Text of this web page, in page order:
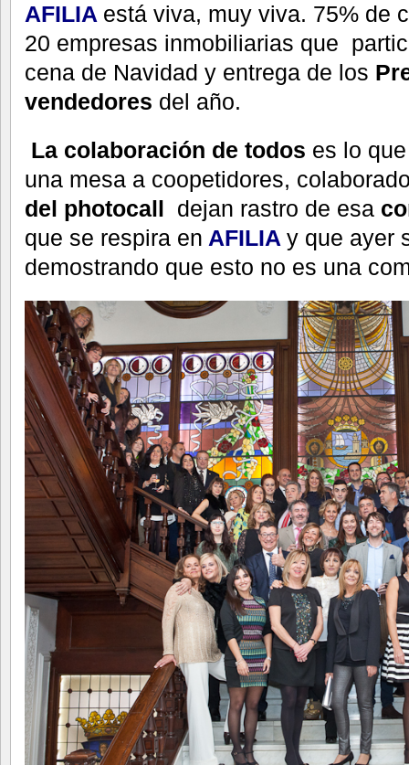
AFILIA está viva, muy viva. 75% de
20 empresas inmobiliarias que
cena de Navidad y entrega de los
vendedores del año.
La colaboración de todos es lo
una mesa a coopetidores,
del photocall dejan rastro de esa
que se respira en AFILIA y que ayer
demostrando que esto no es una